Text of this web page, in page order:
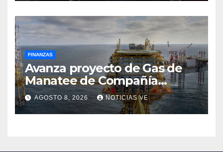
FINANZAS
Avanza proyecto de Gas de
Manatee de Compañía
Nacional de Gas de Trinidad y
Tobago
AGOSTO 8, 2026 NOTICIAS VE